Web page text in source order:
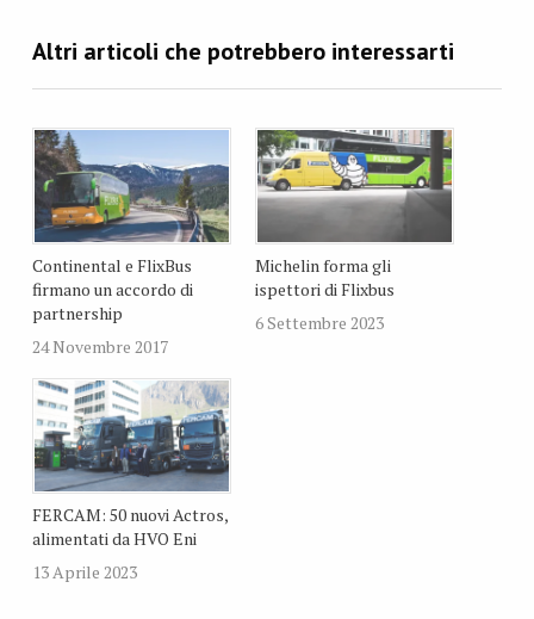
Continental e FlixBus
firmano un accordo di
partnership
24 Novembre 2017
Michelin forma gli
ispettori di Flixbus
6 Settembre 2023
FERCAM: 50 nuovi Actros,
alimentati da HVO Eni
13 Aprile 2023